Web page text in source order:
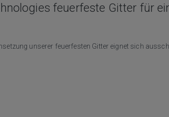
feuerfeste Gitter für
unserer feuerfesten Gitter eignet sich